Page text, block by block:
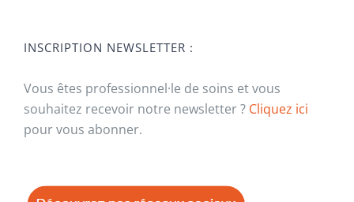
INSCRIPTION NEWSLETTER :
Vous êtes professionnel·le de soins et vous
souhaitez recevoir notre newsletter ? Cliquez ici
pour vous abonner.